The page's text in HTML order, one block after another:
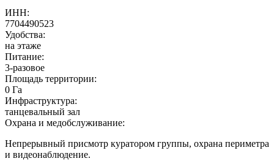
ИНН:
7704490523
Удобства:
на этаже
Питание:
3-разовое
Площадь территории:
0 Га
Инфраструктура:
танцевальный зал
Охрана и медобслуживание:
Непрерывный присмотр куратором группы, охрана периметра
и видеонаблюдение.